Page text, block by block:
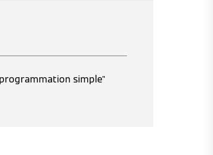
simple"